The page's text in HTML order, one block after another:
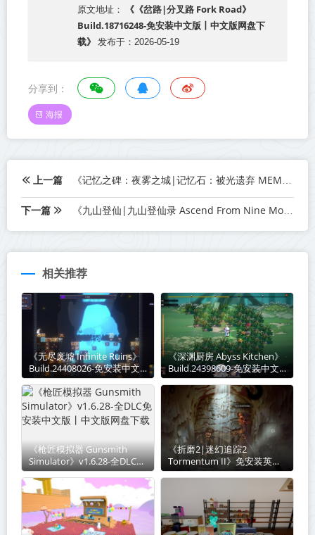
原文地址：
《《岔路|分叉路 Fork Road》
Build.18716248-免安装中文版丨中文版网盘下
载》
发布于：2026-05-19
分享到：
海报
上一篇 《记忆之碑：夜雾之城|记忆石：被光遗弃 MEMOLITH Forsaken by Light》Build.23190334-免安装中文版丨中文版网盘下载
下一篇 《九山登仙|九山登仙录 Ascend From Nine Mountains》Build.23272678-免安装中文版丨中文版网盘下载
相关推荐
《无尽废墟 Infinite Ruins》
Build.24408026-免安装中文
版丨中文版网盘下载
《深渊厨房 Abyss Kitchen》
Build.24398609-免安装中文
版丨中文版网盘下载
《枪匠模拟器 Gunsmith
Simulator》v1.6.28-全DLC免
安装中文版丨中文版网盘下载
《折磨2|迷幻追踪2‌
Tormentum II》免安装英文
版丨中文版网盘下载